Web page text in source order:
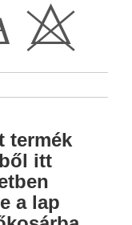
H
termék
itt
a lap